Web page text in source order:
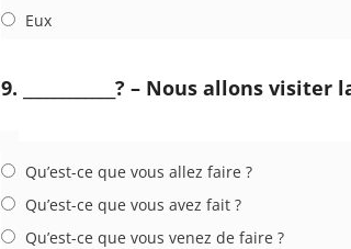
Eux
9. ____________? – Nous allons
Qu’est-ce que vous allez faire ?
Qu’est-ce que vous avez fait ?
Qu’est-ce que vous venez de faire ?